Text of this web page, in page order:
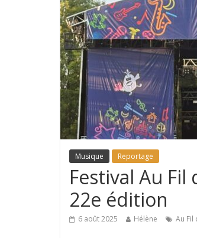
Musique Reportage
Festival Au
22e édition
6 août 2025 Hélène Au Fil